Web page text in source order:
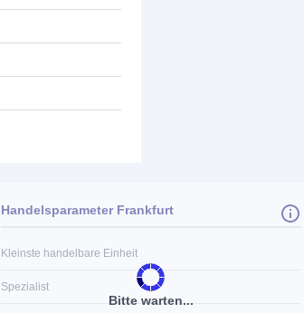
Bitte warten...
Handelsparameter Frankfurt
Kleinste handelbare Einheit
Spezialist